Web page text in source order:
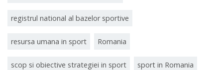
registrul national al bazelor sportive
resursa umana in sport Romania
scop si obiective strategiei in sport sport in Romania